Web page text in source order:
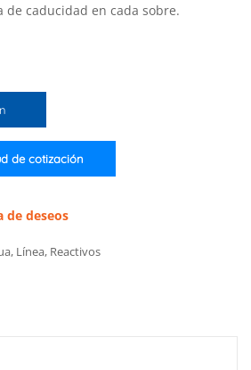
de caducidad en cada sobre.
de cotización
de deseos
, Línea, Reactivos